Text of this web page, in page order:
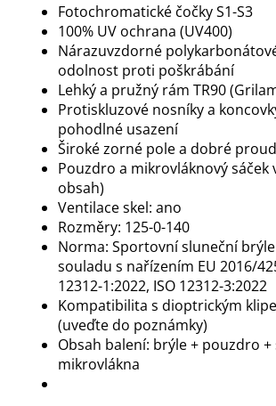
Fotochromatické čočky S1-S3
100% UV ochrana (UV400)
Nárazuvzdorné
odolnost proti poškrábání
Lehký a pružný rám TR90
Protiskluzové nosníky a
pohodlné usazení
Široké zorné pole a dobré
Pouzdro a mikrovláknový sáček
obsah)
Ventilace skel: ano
Rozměry: 125-0-140
Norma: Sportovní sluneční
souladu s nařízením EU 2016/
12312-1:2022, ISO 12312-3:2022
Kompatibilita s dioptrickým
(uveďte do poznámky)
Obsah balení: brýle + pouzdro +
mikrovlákna